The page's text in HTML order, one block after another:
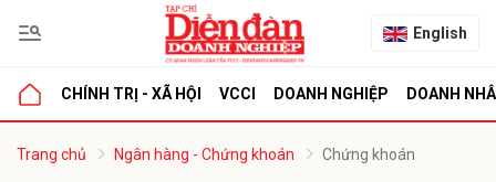
English
CHÍNH TRỊ - XÃ HỘI VCCI DOANH NGHIỆP DOANH
Trang chủ Ngân hàng - Chứng khoán Chứng khoán
luận